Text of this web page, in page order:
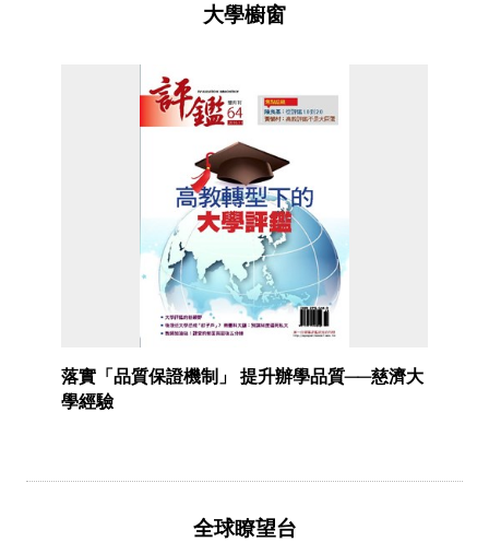
大學櫥窗
落實「品質保證機制」 提升辦學品質──慈濟大
學經驗
全球瞭望台